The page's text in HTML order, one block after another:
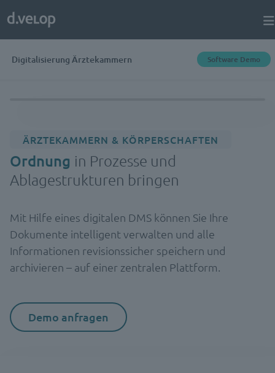
Digitalisierung Ärztekammern Software Demo
ÄRZTEKAMMERN & KÖRPERSCHAFTEN
Ordnung in Prozesse und
Ablagestrukturen bringen
Mit Hilfe eines digitalen DMS können Sie Ihre
Dokumente intelligent verwalten und alle
Informationen revisionssicher speichern und
archivieren – auf einer zentralen Plattform.
Demo anfragen